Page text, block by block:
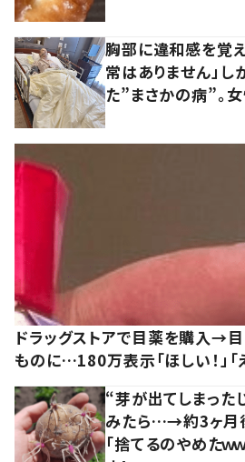
胸部に違和感を覚
常はありません」
た”まさかの病”。
ドラッグストアで目薬を購入→
ものに…180万表示「ほしい！」「え
“芽が出てしまった
みたら…→約3ヶ月
「捨てるのやめたｗ